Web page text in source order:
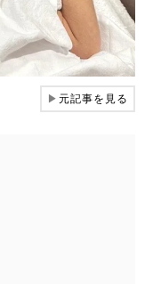
▶元記事を見る